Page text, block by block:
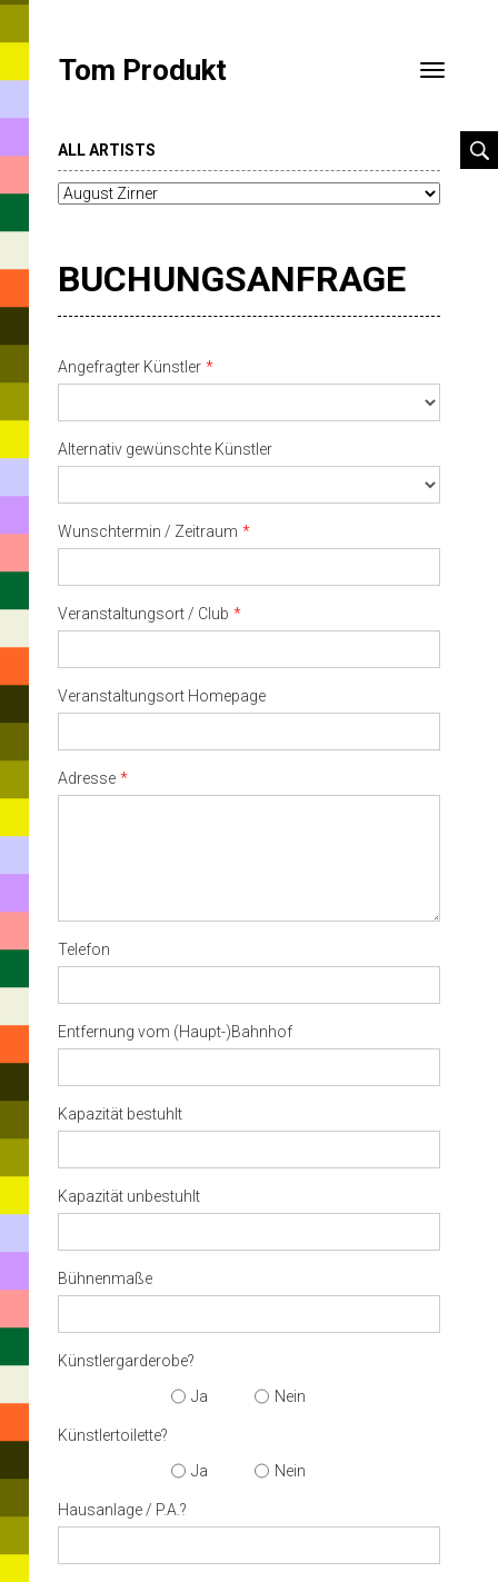
to
ESC
close
Tom Produkt
Toggle
ALL ARTISTS
BUCHUNGSANFRAGE
Angefragter Künstler
Alternativ gewünschte Künstler
Wunschtermin / Zeitraum
Veranstaltungsort / Club
Veranstaltungsort Homepage
Adresse
Telefon
Entfernung vom (Haupt-)Bahnhof
Kapazität bestuhlt
Kapazität unbestuhlt
Bühnenmaße
Künstlergarderobe?
Ja
Nein
Künstlertoilette?
Ja
Nein
Hausanlage / P.A.?